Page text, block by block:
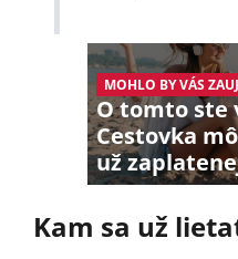
MOHLO BY VÁS
O tomto ste
Cestovka
už
Kam sa už